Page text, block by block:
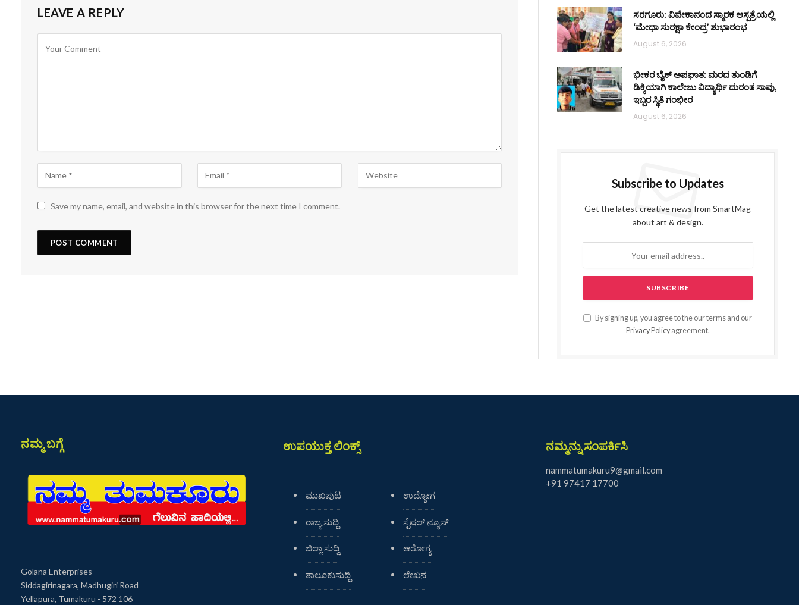
LEAVE A REPLY
Save my name, email, and website in this browser for the next time I comment.
ಸರಗೂರು: ವಿವೇಕಾನಂದ ಸ್ಮಾರಕ ಆಸ್ಪತ್ರೆಯಲ್ಲಿ
‘ಮೇಧಾ ಸುರಕ್ಷಾ ಕೇಂದ್ರ’ ಶುಭಾರಂಭ
August 6, 2026
ಭೀಕರ ಬೈಕ್ ಅಪಘಾತ: ಮರದ ತುಂಡಿಗೆ
ಡಿಕ್ಕಿಯಾಗಿ ಕಾಲೇಜು ವಿದ್ಯಾರ್ಥಿ ದುರಂತ ಸಾವು,
ಇಬ್ಬರ ಸ್ಥಿತಿ ಗಂಭೀರ
August 6, 2026
Subscribe to Updates
Get the latest creative news from SmartMag
about art & design.
By signing up, you agree to the our terms and our
Privacy Policyagreement.
ನಮ್ಮ ಬಗ್ಗೆ
Golana Enterprises
Siddagirinagara, Madhugiri Road
Yellapura, Tumakuru - 572 106
ಉಪಯುಕ್ತ ಲಿಂಕ್ಸ್
ಮುಖಪುಟ
ರಾಜ್ಯ ಸುದ್ದಿ
ಜಿಲ್ಲಾ ಸುದ್ದಿ
ತಾಲೂಕುಸುದ್ದಿ
ಉದ್ಯೋಗ
ಸ್ಪೆಷಲ್ ನ್ಯೂಸ್
ಆರೋಗ್ಯ
ಲೇಖನ
ನಮ್ಮನ್ನು ಸಂಪರ್ಕಿಸಿ
nammatumakuru9@gmail.com
+91 97417 17700